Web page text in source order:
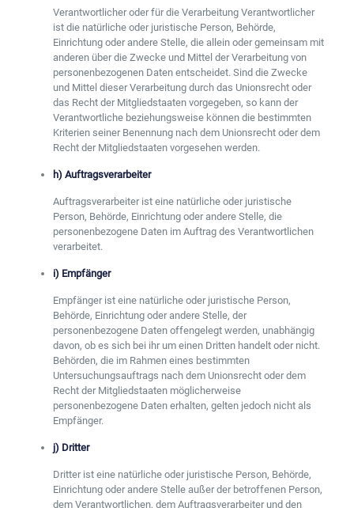
Verantwortlicher oder für die Verarbeitung Verantwortlicher
ist die natürliche oder juristische Person, Behörde,
Einrichtung oder andere Stelle, die allein oder gemeinsam mit
anderen über die Zwecke und Mittel der Verarbeitung von
personenbezogenen Daten entscheidet. Sind die Zwecke
und Mittel dieser Verarbeitung durch das Unionsrecht oder
das Recht der Mitgliedstaaten vorgegeben, so kann der
Verantwortliche beziehungsweise können die bestimmten
Kriterien seiner Benennung nach dem Unionsrecht oder dem
Recht der Mitgliedstaaten vorgesehen werden.
h) Auftragsverarbeiter
Auftragsverarbeiter ist eine natürliche oder juristische
Person, Behörde, Einrichtung oder andere Stelle, die
personenbezogene Daten im Auftrag des Verantwortlichen
verarbeitet.
i) Empfänger
Empfänger ist eine natürliche oder juristische Person,
Behörde, Einrichtung oder andere Stelle, der
personenbezogene Daten offengelegt werden, unabhängig
davon, ob es sich bei ihr um einen Dritten handelt oder nicht.
Behörden, die im Rahmen eines bestimmten
Untersuchungsauftrags nach dem Unionsrecht oder dem
Recht der Mitgliedstaaten möglicherweise
personenbezogene Daten erhalten, gelten jedoch nicht als
Empfänger.
j) Dritter
Dritter ist eine natürliche oder juristische Person, Behörde,
Einrichtung oder andere Stelle außer der betroffenen Person,
dem Verantwortlichen, dem Auftragsverarbeiter und den